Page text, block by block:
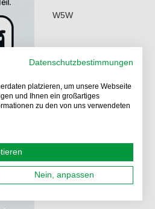
W5W
Datenschutzbestimmungen
platzieren, um unsere Webseite
und Ihnen ein großartiges
zu den von uns verwendeten
Nein, anpassen